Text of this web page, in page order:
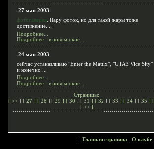
27 мая 2003
фотогалерея . Пару фоток, но для такой жары тоже
достижение. ...
Подробнее...
Подробнее - в новом окне...
24 мая 2003
сейчас устанавливаю "Enter the Matrix", "GTA3 Vice Sity"
и конечно ...
Подробнее...
Подробнее - в новом окне...
Страницы:
[ << ] [ 27] [ 28 ] [ 29 ] [ 30 ] [ 31 ] [ 32 ] [ 33 ] [ 34 ] [ 35 ] [
[ >> ]
Главная страница О клубе